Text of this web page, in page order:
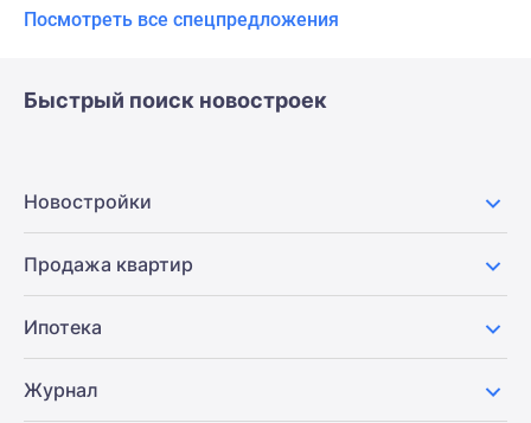
Посмотреть все спецпредложения
Быстрый поиск новостроек
Новостройки
Продажа квартир
Ипотека
Журнал